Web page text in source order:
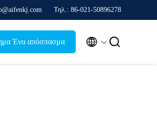
Τηλ.: 86-021-50896278
Ένα απόσπασμα  